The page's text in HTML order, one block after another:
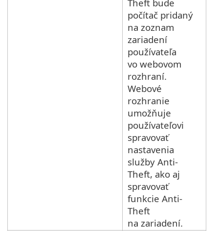
Theft bude
počítač pridaný
na zoznam
zariadení
používateľa
vo webovom
rozhraní.
Webové
rozhranie
umožňuje
používateľovi
spravovať
nastavenia
služby Anti-
Theft, ako aj
spravovať
funkcie Anti-
Theft
na zariadení.